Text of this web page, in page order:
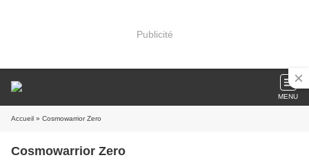
Publicité
MENU
Accueil » Cosmowarrior Zero
Cosmowarrior Zero